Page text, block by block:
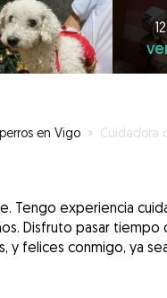
en Vigo » Cuidadora cariñosa y
Tengo experiencia
Disfruto pasar tiempo
y felices conmigo, ya